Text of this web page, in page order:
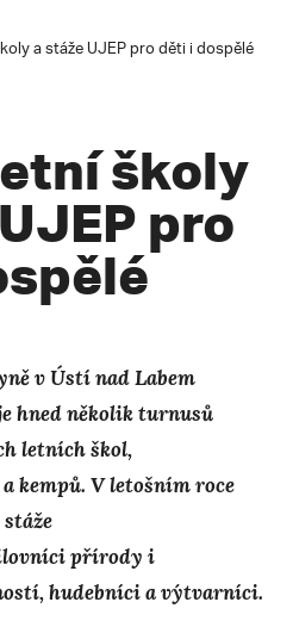
a stáže UJEP pro děti i dospělé
školy
pro
v Ústí nad Labem
hned několik turnusů
letních škol,
kempů. V letošním roce
přírody i
hudebníci a výtvarníci.